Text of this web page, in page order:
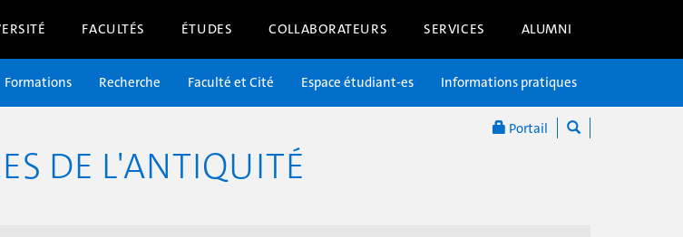
FACULTÉS ÉTUDES COLLABORATEURS SERVICES ALUMNI
Portail
Formations Recherche Faculté et Cité Espace étudiant-es Informations pratiques
DE L'ANTIQUITÉ